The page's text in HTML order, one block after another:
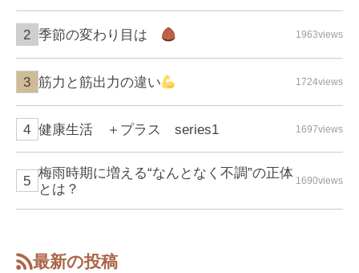
季節の変わり目は 1963views
筋力と筋出力の違い 1724views
健康生活 ＋プラス series1 1697views
梅雨時期に増える“なんとなく不調”の正体
とは？
1690views
最新の投稿